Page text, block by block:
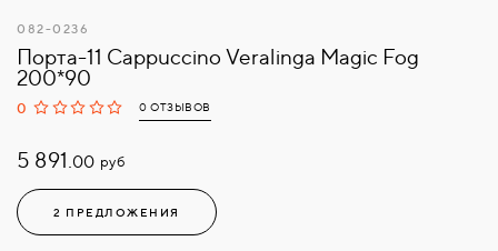
082-0236
Порта-11 Cappuccino Veralinga Magic Fog
200*90
0 0 ОТЗЫВОВ
5 891.00 руб
2 ПРЕДЛОЖЕНИЯ